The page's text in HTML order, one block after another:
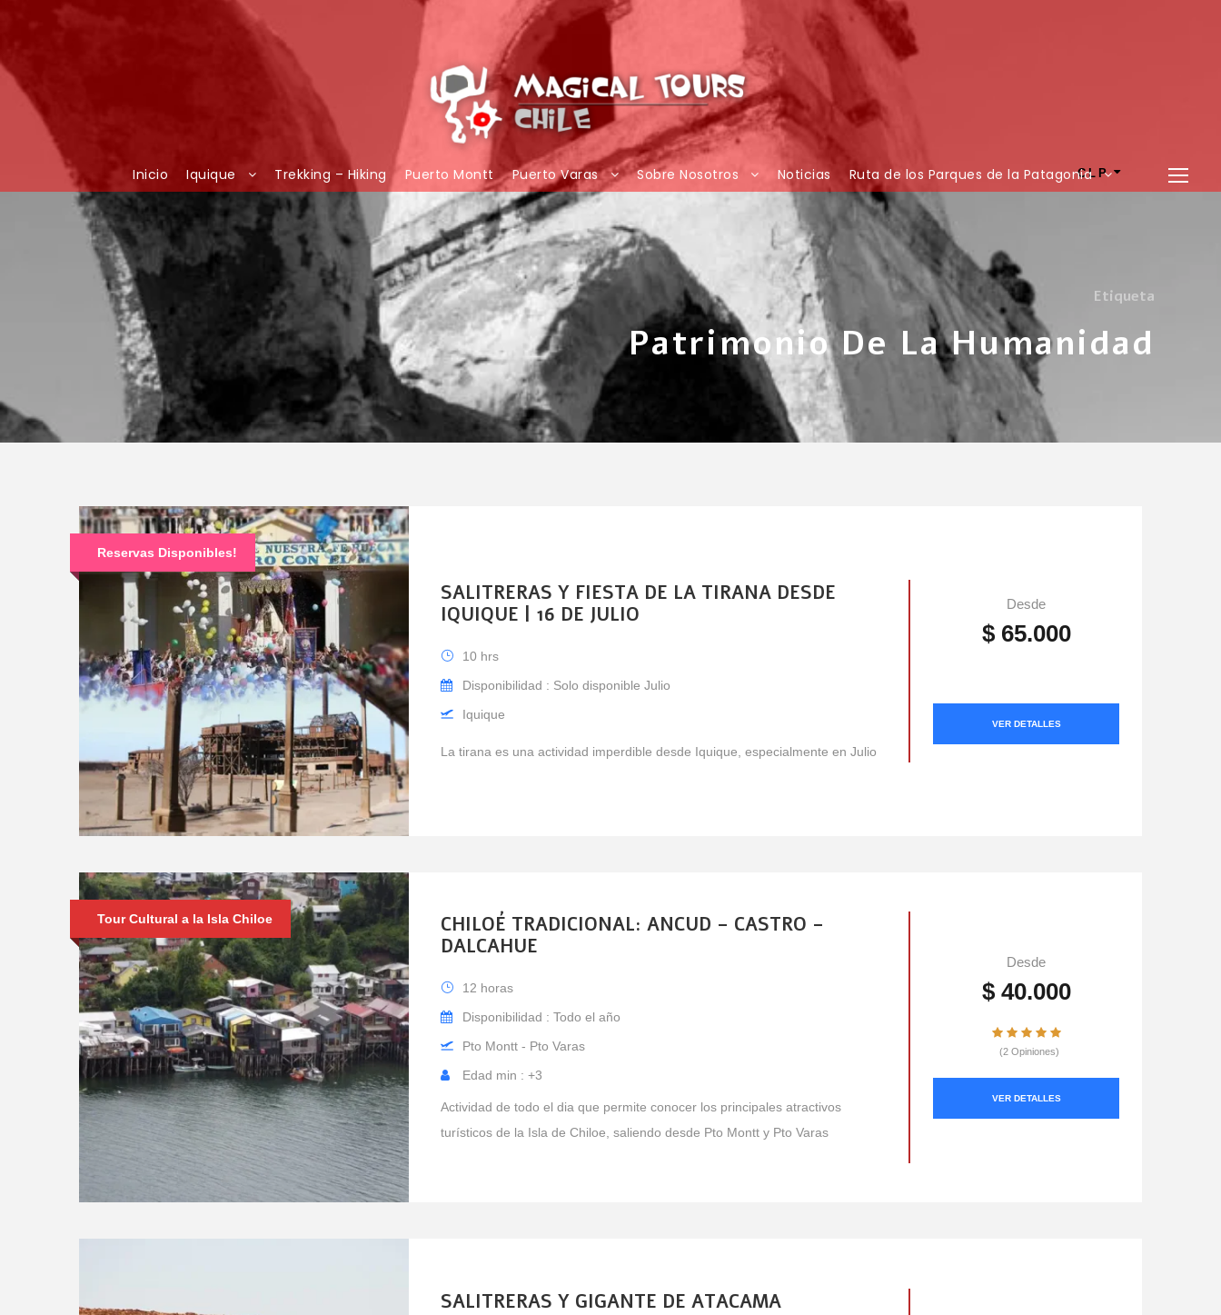
Inicio Iquique Trekking – Hiking Puerto Montt Puerto Varas Sobre Nosotros Noticias Ruta de los Parques de la PatagoniaCLP
Etiqueta
Patrimonio De La Humanidad
Reservas Disponibles!
SALITRERAS Y FIESTA DE LA TIRANA DESDE
IQUIQUE | 16 DE JULIO
10 hrs
Disponibilidad : Solo disponible Julio
Iquique
La tirana es una actividad imperdible desde Iquique, especialmente en Julio
Desde
$ 65.000
VER DETALLES
Tour Cultural a la Isla Chiloe
CHILOÉ TRADICIONAL: ANCUD – CASTRO –
DALCAHUE
12 horas
Disponibilidad : Todo el año
Pto Montt - Pto Varas
Edad min : +3
Actividad de todo el dia que permite conocer los principales atractivos
turísticos de la Isla de Chiloe, saliendo desde Pto Montt y Pto Varas
Desde
$ 40.000
(2 Opiniones)
VER DETALLES
SALITRERAS Y GIGANTE DE ATACAMA